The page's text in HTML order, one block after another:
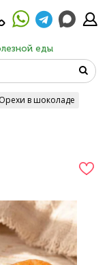
еды
Орехи в шоколаде